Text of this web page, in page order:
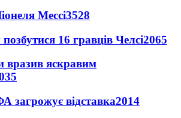
Мессі3528
16 гравців Челсі2065
вразив яскравим
загрожує відставка2014